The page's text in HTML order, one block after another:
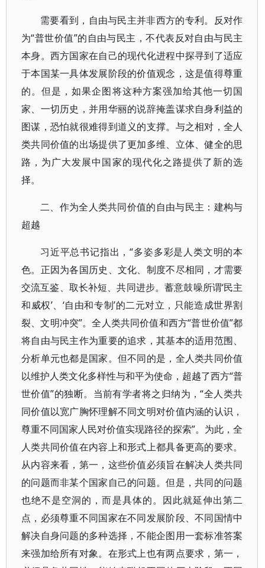
需要看到，自由与民主并非西方的专利。反对作
为“普世价值”的自由与民主，不代表反对自由与民主
本身。西方国家在自己的现代化进程中探寻到了适应
于本国某一具体发展阶段的价值观念，这是值得尊重
的。但是，如果企图将这种方案强加给其他一切国
家、一切历史，并用华丽的说辞掩盖谋求自身利益的
图谋，恐怕就很难得到道义的支撑。与之相对，全人
类共同价值的出场提供了更加多维、立体、健全的思
路，为广大发展中国家的现代化之路提供了新的选
择。
二、作为全人类共同价值的自由与民主：建构与
超越
习近平总书记指出，“多姿多彩是人类文明的本
色。正因为各国历史、文化、制度不尽相同，才需要
交流互鉴、取长补短、共同进步。蓄意鼓噪所谓‘民主
和威权’、‘自由和专制’的二元对立，只能造成世界割
裂、文明冲突”。全人类共同价值和西方“普世价值”都
将自由与民主作为重要的追求，其基本的适用范围、
分析单元也都是国家。但不同的是，全人类共同价值
以维护人类文化多样性与和平为使命，超越了西方“普
世价值”的独断。当前有学者将之归纳为，“全人类共
同价值以宽广胸怀理解不同文明对价值内涵的认识，
尊重不同国家人民对价值实现路径的探索”。为此，全
人类共同价值在内容上和形式上都具备更高的要求。
从内容来看，第一，这些价值必须旨在解决人类共同
的问题而非某个国家自己的问题。但是，共同的问题
也绝不是空洞的，而是具体的。因此就延伸出第二
点，必须尊重不同国家在不同发展阶段、不同国情中
解决自身问题的多种选择，不能企图用一套标准答案
来强加给所有对象。在形式上也有两点要求，第一，